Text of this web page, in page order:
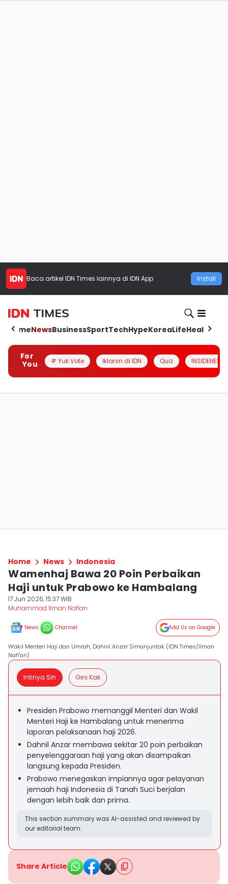
Baca artikel IDN Times lainnya di IDN App Install
HomeNewsBusinessSportTechHypeKoreaLifeHealth
For
You
# Yuk Vote Iklanin di IDN Quiz INSIDENESIA
Home News Indonesia
Wamenhaj Bawa 20 Poin Perbaikan
Haji untuk Prabowo ke Hambalang
17 Jun 2026, 15:37 WIB
Muhammad Ilman Nafian
News Channel Add Us on Google
Wakil Menteri Haji dan Umrah, Dahnil Anzar Simanjuntak (IDN Times/Ilman
Nafi'an)
Intinya Sih Gini Kak
Presiden Prabowo memanggil Menteri dan Wakil
Menteri Haji ke Hambalang untuk menerima
laporan pelaksanaan haji 2026.
Dahnil Anzar membawa sekitar 20 poin perbaikan
penyelenggaraan haji yang akan disampaikan
langsung kepada Presiden.
Prabowo menegaskan impiannya agar pelayanan
jemaah haji Indonesia di Tanah Suci berjalan
dengan lebih baik dan prima.
This section summary was AI-assisted and reviewed by
our editorial team.
Share Article